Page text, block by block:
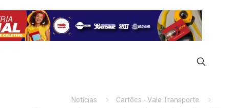
Notícias
Cartões - Vale Transporte